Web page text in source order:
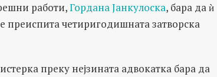
работи,Гордана Јанкулоска, бара да ѝ
преиспита четиригодишната затворска
преку нејзината адвокатка бара да